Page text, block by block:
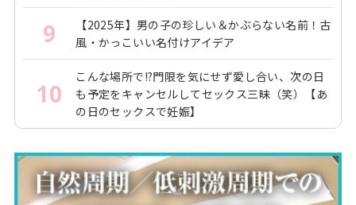
9
【2025年】男の子の珍しい＆かぶらない名前！古
風・かっこいい名付けアイデア
10
こんな場所で!?門限を気にせず愛し合い、次の日
も予定をキャンセルしてセックス三昧（笑）【あ
の日のセックスで妊娠】